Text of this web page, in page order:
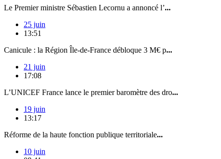
Le Premier ministre Sébastien Lecornu a annoncé l’...
25 juin
13:51
Canicule : la Région Île-de-France débloque 3 M€ p...
21 juin
17:08
L’UNICEF France lance le premier baromètre des dro...
19 juin
13:17
Réforme de la haute fonction publique territoriale...
10 juin